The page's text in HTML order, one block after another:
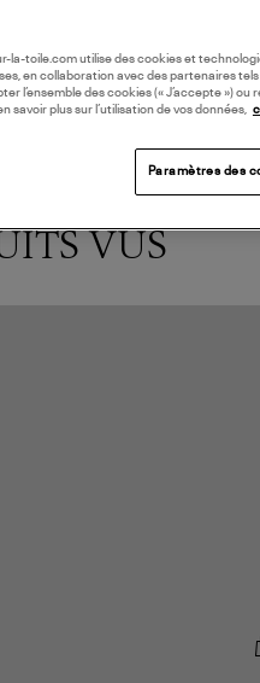
VUS
la-toile.com utilise des cookies et
en collaboration avec des partenaires
l’ensemble des cookies (« J’accepte »)
savoir plus sur l’utilisation de vos données,
Paramètres des